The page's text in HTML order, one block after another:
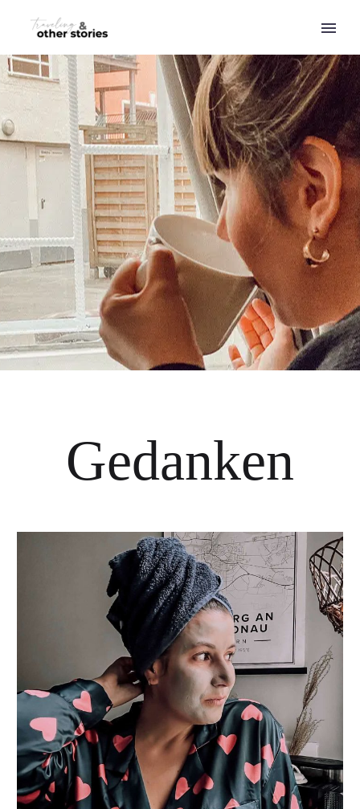
Gedanken